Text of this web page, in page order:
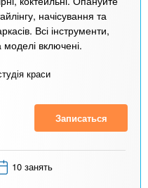
начісування та
Всі інструменти,
моделі включені.
краси
Записаться
10 занять